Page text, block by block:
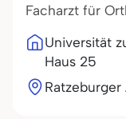
Facharzt für
Universität
Haus 25
Ratzeburger